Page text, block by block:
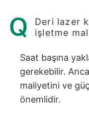
Deri lazer
işletme
Saat başına
gerekebilir.
maliyetini ve
önemlidir.